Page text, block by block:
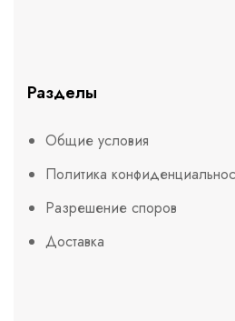
Разделы
Общие условия
Политика
Разрешение споров
Доставка